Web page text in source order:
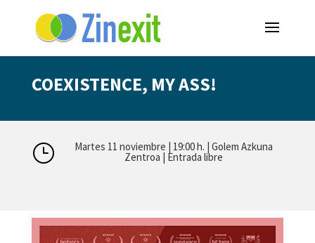
COEXISTENCE, MY ASS!
} Martes 11 noviembre | 19:00 h. | Golem Azkuna
Zentroa | Entrada libre